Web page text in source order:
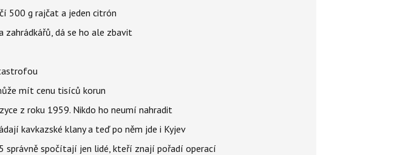
500 g rajčat a jeden citrón
zahrádkářů, dá se ho ale zbavit
mít cenu tisíců korun
z roku 1959. Nikdo ho neumí nahradit
kavkazské klany a teď po něm jde i Kyjev
správně spočítají jen lidé, kteří znají pořadí operací